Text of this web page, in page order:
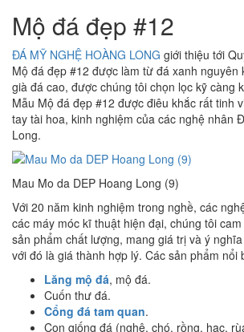
Mộ đá đẹp #12
ĐÁ MỸ NGHỆ HOÀNG LONG giới thiệu tới
Mộ đá đẹp #12 được làm từ đá xanh nguyên
già đá cao, được chúng tôi chọn lọc kỹ càng
Mẫu Mộ đá đẹp #12 được điêu khắc rất tinh
tay tài hoa, kinh nghiệm của các nghệ nhân
Long.
Mau Mo da DEP Hoang Long (9)
Với 20 năm kinh nghiệm trong nghề, các
các máy móc kĩ thuật hiện đại, chúng tôi
sản phẩm chất lượng, mang giá trị và ý
với đó là giá thành hợp lý. Các sản phẩm nổi
Lăng mộ đá, mộ đá.
Cuốn thư đá.
Cổng đá tam quan.
Con giống đá (nghê, chó, rồng, hạc,